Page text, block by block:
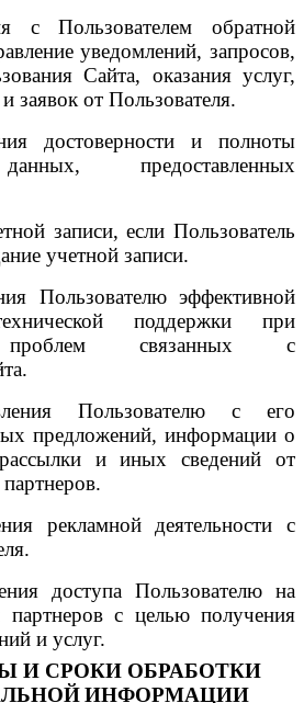
с Пользователем обратной
уведомлений, запросов,
Сайта, оказания услуг,
заявок от Пользователя.
достоверности и полноты
предоставленных
записи, если Пользователь
учетной записи.
Пользователю эффективной
поддержки при
проблем связанных с
Пользователю с его
предложений, информации о
и иных сведений от
рекламной деятельности с
доступа Пользователю на
с целью получения
и услуг.
И СРОКИ ОБРАБОТКИ
ИНФОРМАЦИИ